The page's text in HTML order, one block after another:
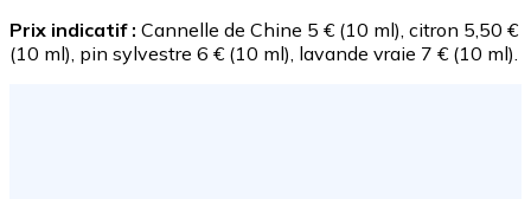
Prix indicatif : Cannelle de Chine 5 € (10 ml), citron 5,50 €
(10 ml), pin sylvestre 6 € (10 ml), lavande vraie 7 € (10 ml).